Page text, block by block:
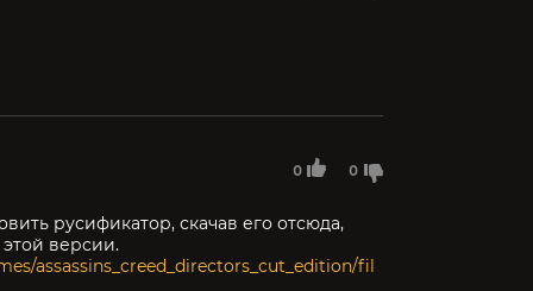
0 0
русификатор, скачав его отсюда,
версии.
assassins_creed_directors_cut_edition/fil